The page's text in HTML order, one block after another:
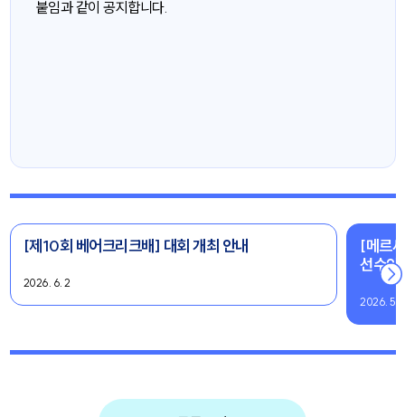
붙임과 같이 공지합니다.
[제10회 베어크리크배] 대회 개최 안내
2026. 6. 2
[메르
선수안
2026. 5.